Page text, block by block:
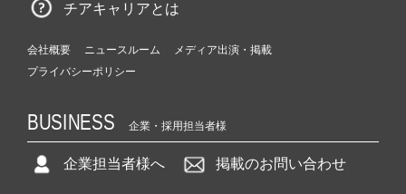
チアキャリアとは
会社概要 ニュースルーム
メディア出演・掲載
プライバシーポリシー
BUSINESS 企業・採用担当者様
企業担当者様へ 掲載のお問い合わせ